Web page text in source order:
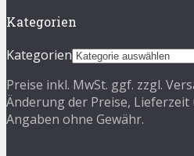
Kategorien
Kategorien
Preise inkl. MwSt. ggf. zzgl.
Änderung der Preise,
Angaben ohne Gewähr.